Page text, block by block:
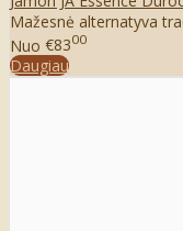
Mažesnė alternatyva
Nuo €8300
Daugiau